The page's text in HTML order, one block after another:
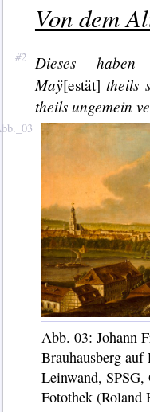
Von dem
Dieses
Maÿ[estät] theils
theils ungemein
Abb. 03: Johann
Brauhausberg
Leinwand,
Fotothek (Roland